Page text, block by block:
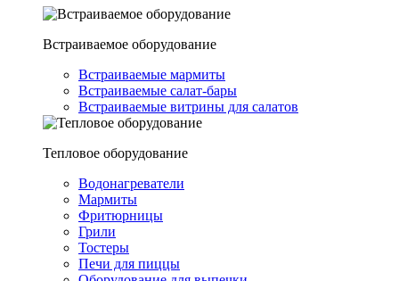
Встраиваемое оборудование
Встраиваемые мармиты
Встраиваемые салат-бары
Встраиваемые витрины для салатов
Тепловое оборудование
Водонагреватели
Мармиты
Фритюрницы
Грили
Тостеры
Печи для пиццы